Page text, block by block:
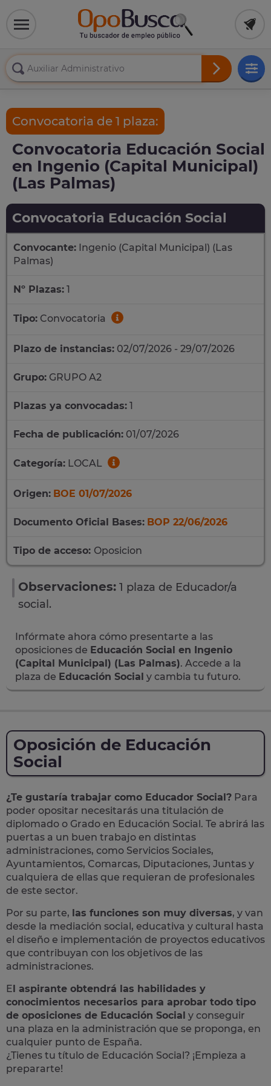
Convocatoria de 1 plaza:
Convocatoria Educación Social
en Ingenio (Capital Municipal)
(Las Palmas)
Convocatoria Educación Social
Convocante: Ingenio (Capital Municipal) (Las
Palmas)
Nº Plazas: 1
Tipo: Convocatoria
Plazo de instancias: 02/07/2026 - 29/07/2026
Grupo: GRUPO A2
Plazas ya convocadas: 1
Fecha de publicación: 01/07/2026
Categoría: LOCAL
Origen: BOE 01/07/2026
Documento Oficial Bases: BOP 22/06/2026
Tipo de acceso: Oposicion
Observaciones: 1 plaza de Educador/a
social.
Infórmate ahora cómo presentarte a las
oposiciones de Educación Social en Ingenio
(Capital Municipal) (Las Palmas). Accede a la
plaza de Educación Social y cambia tu futuro.
Oposición de Educación
Social
¿Te gustaría trabajar como Educador Social? Para
poder opositar necesitarás una titulación de
diplomado o Grado en Educación Social. Te abrirá las
puertas a un buen trabajo en distintas
administraciones, como Servicios Sociales,
Ayuntamientos, Comarcas, Diputaciones, Juntas y
cualquiera de ellas que requieran de profesionales
de este sector.
Por su parte, las funciones son muy diversas, y van
desde la mediación social, educativa y cultural hasta
el diseño e implementación de proyectos educativos
que contribuyan con los objetivos de las
administraciones.
El aspirante obtendrá las habilidades y
conocimientos necesarios para aprobar todo tipo
de oposiciones de Educación Social y conseguir
una plaza en la administración que se proponga, en
cualquier punto de España.
¿Tienes tu título de Educación Social? ¡Empieza a
prepararte!